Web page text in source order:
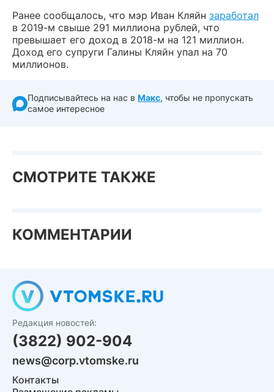
Ранее сообщалось, что мэр Иван Кляйн заработал
в 2019-м свыше 291 миллиона рублей, что
превышает его доход в 2018-м на 121 миллион.
Доход его супруги Галины Кляйн упал на 70
миллионов.
Подписывайтесь на нас в Макс, чтобы не пропускать
самое интересное
СМОТРИТЕ ТАКЖЕ
КОММЕНТАРИИ
Редакция новостей:
(3822) 902-904
news@corp.vtomske.ru
Контакты